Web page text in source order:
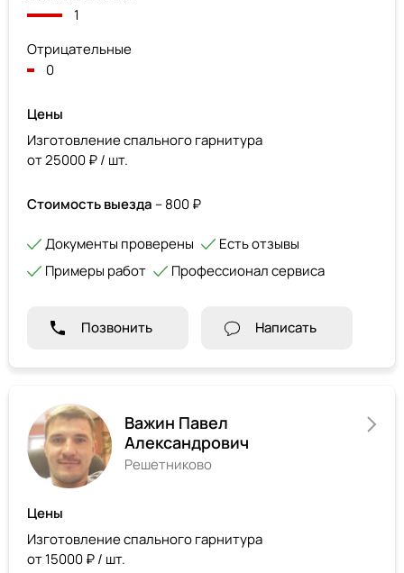
1
Отрицательные
0
Цены
Изготовление спального гарнитура
от 25000 ₽ / шт.
Стоимость выезда – 800 ₽
Документы проверены
Есть отзывы
Примеры работ
Профессионал сервиса
Позвонить Написать
Важин Павел
Александрович
Решетниково
Цены
Изготовление спального гарнитура
от 15000 ₽ / шт.